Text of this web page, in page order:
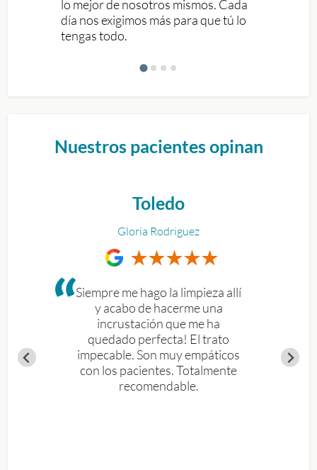
lo mejor de nosotros mismos. Cada
día nos exigimos más para que tú lo
tengas todo.
Nuestros pacientes opinan
Toledo
Gloria Rodriguez
Siempre me hago la limpieza allí
y acabo de hacerme una
incrustación que me ha
quedado perfecta! El trato
impecable. Son muy empáticos
con los pacientes. Totalmente
recomendable.